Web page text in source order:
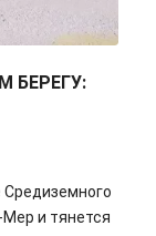
БЕРЕГУ:
и тянется